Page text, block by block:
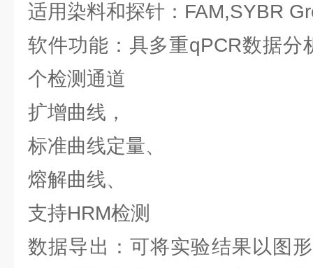
适用染料和探针：FAM,SYBR
软件功能：具多重qPCR数据分
个检测通道
扩增曲线，
标准曲线定量、
熔解曲线、
支持HRM检测
数据导出：可将实验结果以图